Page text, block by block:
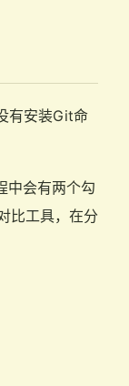
有安装Git命
中会有两个勾
比工具，在分